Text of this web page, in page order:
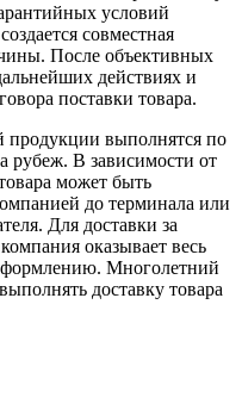
условий
совместная
После объективных
действиях и
поставки товара.
продукции выполнятся по
рубеж. В зависимости от
может быть
до терминала или
Для доставки за
оказывает весь
Многолетний
доставку товара